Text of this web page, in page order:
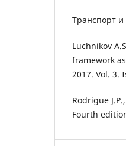
Транспорт и
Luchnikov
framework
2017. Vol. 3.
Rodrigue
Fourth